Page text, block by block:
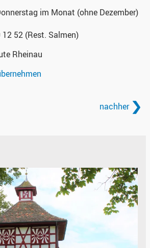
im Monat (ohne Dezember)
52 (Rest. Salmen)
Rheinau
nachher